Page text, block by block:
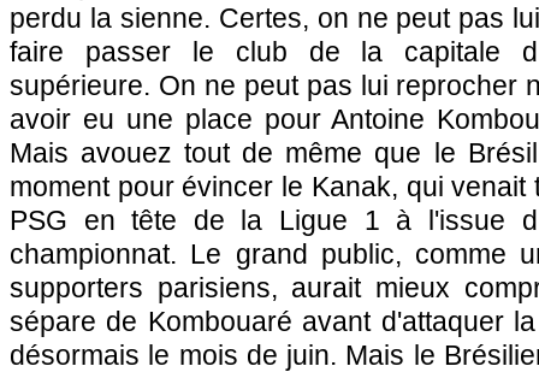
perdu la sienne. Certes, on ne peut pas
faire passer le club de la capitale
supérieure. On ne peut pas lui reprocher
avoir eu une place pour Antoine
Mais avouez tout de même que le
moment pour évincer le Kanak, qui venait
PSG en tête de la Ligue 1 à l'issue
championnat. Le grand public, comme
supporters parisiens, aurait mieux
sépare de Kombouaré avant d'attaquer
désormais le mois de juin. Mais le